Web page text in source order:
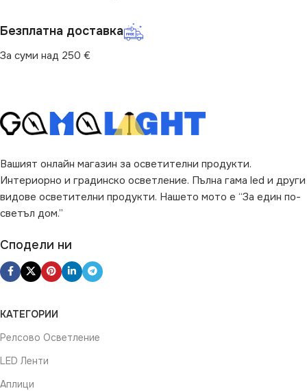
ВИД LED
Безплатна доставка
За суми над 250 €
Вашият онлайн магазин за осветителни продукти.
Интериорно и градинско осветление. Пълна гама led и други
видове осветителни продукти. Нашето мото е “За един по-
светъл дом.”
Сподели ни
КАТЕГОРИИ
Релсово Осветление
LED Ленти
Аплици